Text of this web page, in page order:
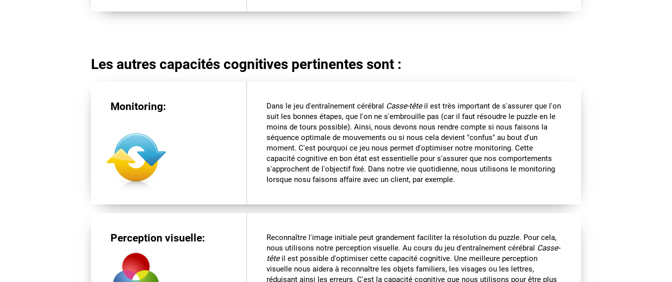
Les autres capacités cognitives pertinentes sont :
Monitoring: Dans le jeu d'entraînement cérébral Casse-têteil est très important de s'assurer que l'on
suit les bonnes étapes, que l'on ne s'embrouille pas (car il faut résoudre le puzzle en le
moins de tours possible). Ainsi, nous devons nous rendre compte si nous faisons la
séquence optimale de mouvements ou si nous cela devient "confus" au bout d'un
moment. C'est pourquoi ce jeu nous permet d'optimiser notre monitoring. Cette
capacité cognitive en bon état est essentielle pour s'assurer que nos comportements
s'approchent de l'objectif fixé. Dans notre vie quotidienne, nous utilisons le monitoring
lorsque nosu faisons affaire avec un client, par exemple.
Perception visuelle:
Reconnaître l'image initiale peut grandement faciliter la résolution du puzzle. Pour cela,
nous utilisons notre perception visuelle. Au cours du jeu d'entraînement cérébral Casse-
têteil est possible d'optimiser cette capacité cognitive. Une meilleure perception
visuelle nous aidera à reconnaître les objets familiers, les visages ou les lettres,
réduisant ainsi les erreurs. C'est la capacité cognitive que nous utilisons pour être plus